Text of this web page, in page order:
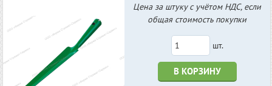
Цена за штуку с учётом НДС, если
общая стоимость покупки
шт.
В КОРЗИНУ